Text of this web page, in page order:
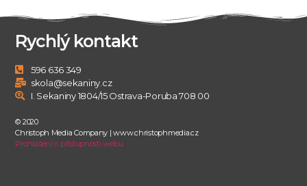
Rychlý kontakt
596 636 349
skola@sekaniny.cz
I. Sekaniny 1804/15 Ostrava-Poruba 708 00
© 2020
Christoph Media Company | www.christophmedia.cz
Prohlášení o přístupnosti webu